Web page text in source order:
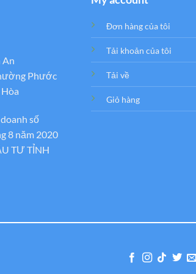
An
Phước
số
8 năm 2020
TƯ TỈNH
Đơn hàng của tôi
Tải khoản của tôi
Tải về
Giỏ hàng